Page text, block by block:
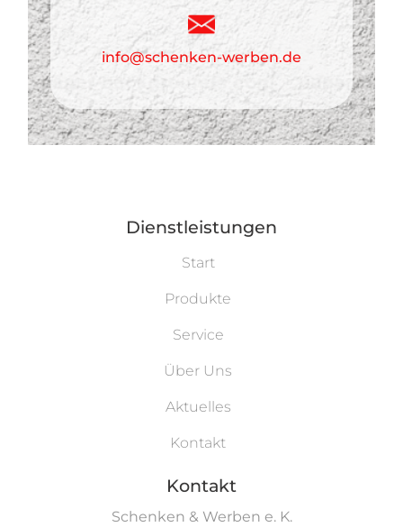
info@schenken-werben.de
Dienstleistungen
Start
Produkte
Service
Über Uns
Aktuelles
Kontakt
Kontakt
Schenken & Werben e. K.